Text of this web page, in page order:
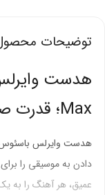
توضیحات
Max؛ قدرت صدای بی‌نظیر
دادن به موسیقی را